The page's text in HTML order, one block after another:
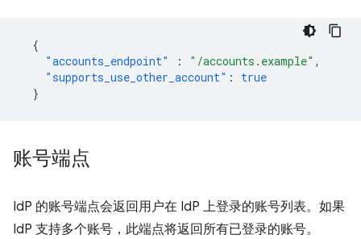
{
"accounts_endpoint"
: "/accounts.example" ,
"supports_use_other_account" :
true
}
账号端点
IdP 的账号端点会返回用户在 IdP 上登录的账号列表。如果
IdP 支持多个账号，此端点将返回所有已登录的账号。